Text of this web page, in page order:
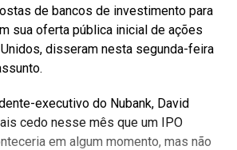
de bancos de investimento para
sua oferta pública inicial de ações
disseram nesta segunda-feira
executivo do Nubank, David
cedo nesse mês que um IPO
em algum momento, mas não